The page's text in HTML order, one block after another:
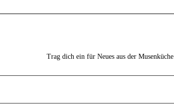
Trag dich ein für Neues aus der Musenküche